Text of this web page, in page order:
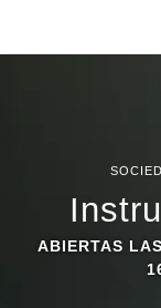
ABIERTAS